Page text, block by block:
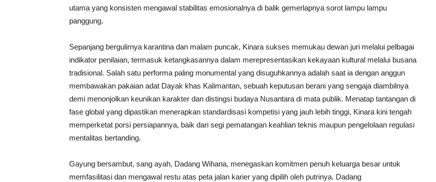
utama yang konsisten mengawal stabilitas emosionalnya di balik gemerlapnya sorot lampu lampu
panggung.
Sepanjang bergulirnya karantina dan malam puncak, Kinara sukses memukau dewan juri melalui pelbagai
indikator penilaian, termasuk ketangkasannya dalam merepresentasikan kekayaan kultural melalui busana
tradisional. Salah satu performa paling monumental yang disuguhkannya adalah saat ia dengan anggun
membawakan pakaian adat Dayak khas Kalimantan, sebuah keputusan berani yang sengaja diambilnya
demi menonjolkan keunikan karakter dan distingsi budaya Nusantara di mata publik. Menatap tantangan di
fase global yang dipastikan menerapkan standardisasi kompetisi yang jauh lebih tinggi, Kinara kini tengah
memperketat porsi persiapannya, baik dari segi pematangan keahlian teknis maupun pengelolaan regulasi
mentalitas bertanding.
Gayung bersambut, sang ayah, Dadang Wihana, menegaskan komitmen penuh keluarga besar untuk
memfasilitasi dan mengawal restu atas peta jalan karier yang dipilih oleh putrinya. Dadang